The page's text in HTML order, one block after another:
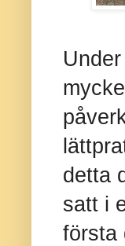
detta
satt i
första